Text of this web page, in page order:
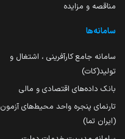
مناقصه و مزایده
سامانه‌ها
سامانه جامع کارآفرینی ، اشتغال و
تولید(کات)
بانک داده‌های اقتصادی و مالی
تارنمای پنجره واحد محیط‌های آزمون
(ایران تما)